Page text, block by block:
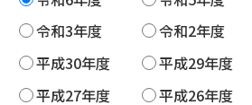
令和3年度
令和2年度
平成30年度
平成29年度
平成27年度
平成26年度